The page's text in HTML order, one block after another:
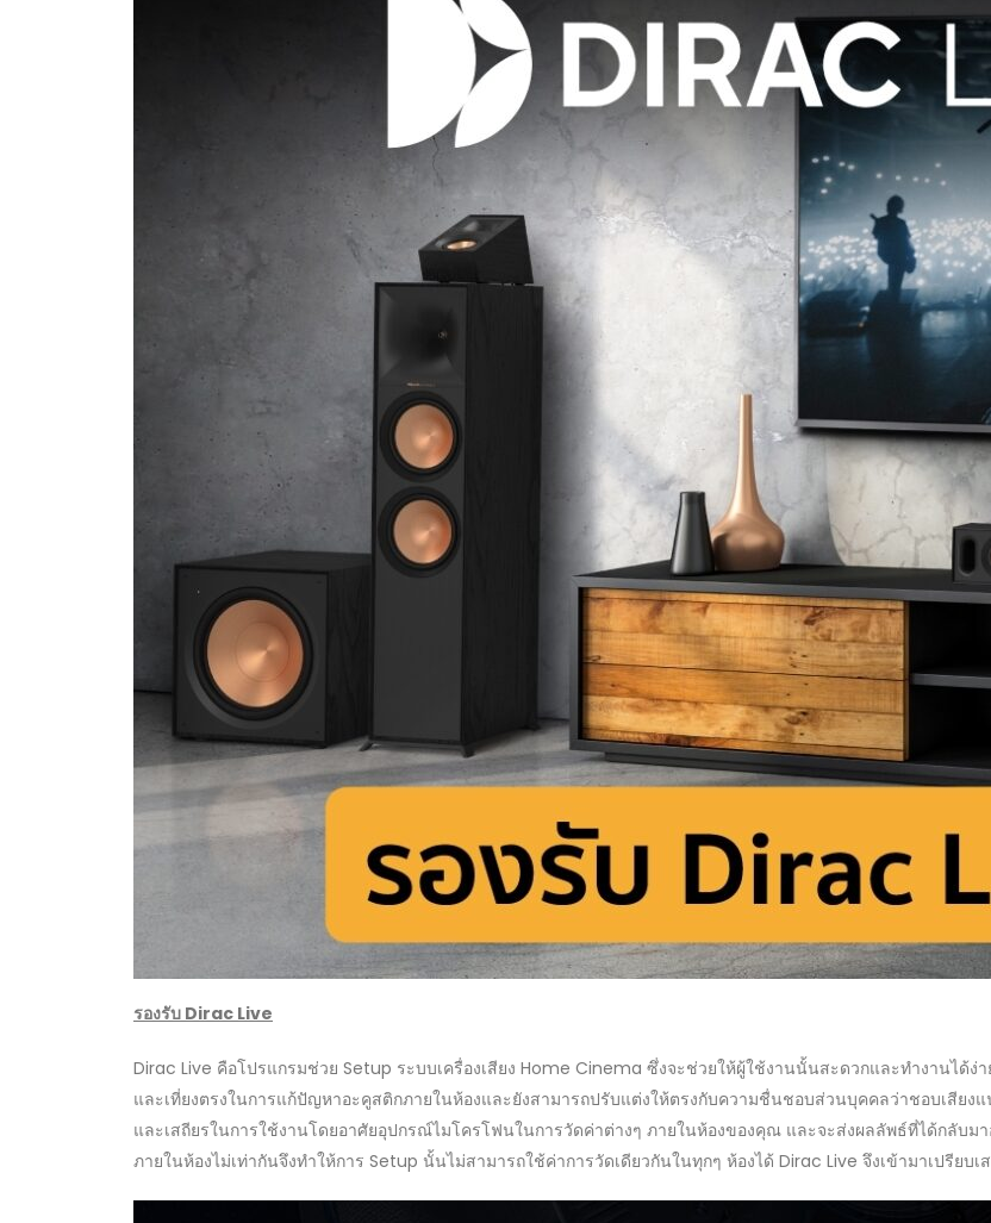
รองรับ Dirac Live
Dirac Live คือโปรแกรมช่วย Setup ระบบเครื่องเสียง Home Cinema ซึ่งจะช่วยให้ผู้ใช้งานนั้นสะดวกและทำงานได้ง่
และเที่ยงตรงในการแก้ปัญหาอะคูสติกภายในห้องและยังสามารถปรับแต่งให้ตรงกับความชื่นชอบส่วนบุคคลว่าชอบเสีย
และเสถียรในการใช้งานโดยอาศัยอุปกรณ์ไมโครโฟนในการวัดค่าต่างๆ ภายในห้องของคุณ และจะส่งผลลัพธ์ที่ได้กลับ
ภายในห้องไม่เท่ากันจึงทำให้การ Setup นั้นไม่สามารถใช้ค่าการวัดเดียวกันในทุกๆ ห้องได้ Dirac Live จึงเข้ามาเปรียบ